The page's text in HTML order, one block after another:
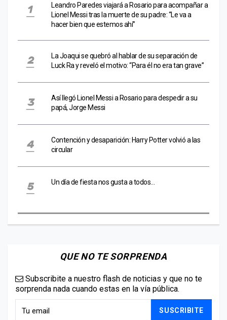
Leandro Paredes viajará a Rosario para acompañar a
Lionel Messi tras la muerte de su padre: “Le va a
hacer bien que estemos ahí”
La Joaqui se quebró al hablar de su separación de
Luck Ra y reveló el motivo: “Para él no era tan grave”
Así llegó Lionel Messi a Rosario para despedir a su
papá, Jorge Messi
Contención y desaparición: Harry Potter volvió a las
circular
Un día de fiesta nos gusta a todos…
QUE NO TE SORPRENDA
Subscribite a nuestro flash de noticias y que no te
sorprenda nada cuando estas en la vía pública.
SUSCRIBITE